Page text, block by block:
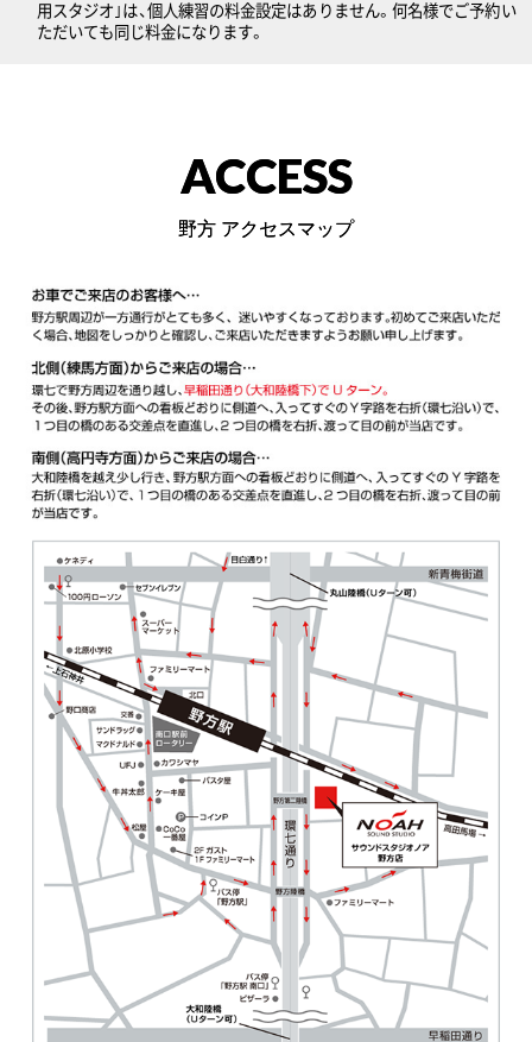
用スタジオ｣は、個人練習の料金設定はありません。何名様でご予約い
ただいても同じ料金になります。
ACCESS
野方 アクセスマップ